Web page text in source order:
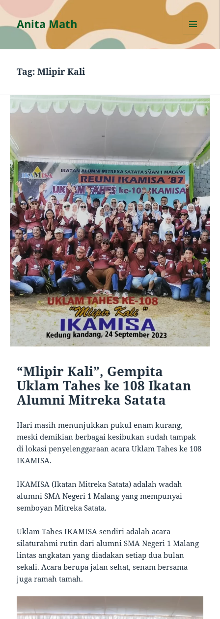
Anita Math
MENU
AND
Tag:Mlipir Kali
“Mlipir Kali”, Gempita
Uklam Tahes ke 108 Ikatan
Alumni Mitreka Satata
Hari masih menunjukkan pukul enam kurang,
meski demikian berbagai kesibukan sudah tampak
di lokasi penyelenggaraan acara Uklam Tahes ke 108
IKAMISA.
IKAMISA (Ikatan Mitreka Satata) adalah wadah
alumni SMA Negeri 1 Malang yang mempunyai
semboyan Mitreka Satata.
Uklam Tahes IKAMISA sendiri adalah acara
silaturahmi rutin dari alumni SMA Negeri 1 Malang
lintas angkatan yang diadakan setiap dua bulan
sekali. Acara berupa jalan sehat, senam bersama
juga ramah tamah.